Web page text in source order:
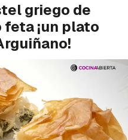
griego de
¡un plato